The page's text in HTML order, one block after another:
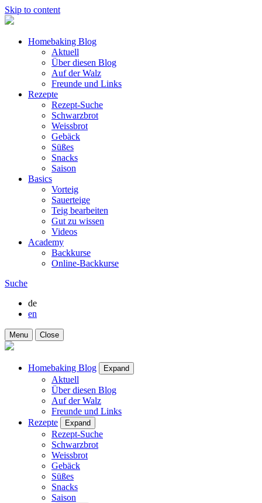
Skip to content
Homebaking Blog
Aktuell
Über diesen Blog
Auf der Walz
Freunde und Links
Rezepte
Rezept-Suche
Schwarzbrot
Weissbrot
Gebäck
Süßes
Snacks
Saison
Basics
Vorteig
Sauerteige
Teig bearbeiten
Gut zu wissen
Videos
Academy
Backkurse
Online-Backkurse
Suche
de
en
Menu Close
Homebaking Blog Expand
Aktuell
Über diesen Blog
Auf der Walz
Freunde und Links
Rezepte
Expand
Rezept-Suche
Schwarzbrot
Weissbrot
Gebäck
Süßes
Snacks
Saison